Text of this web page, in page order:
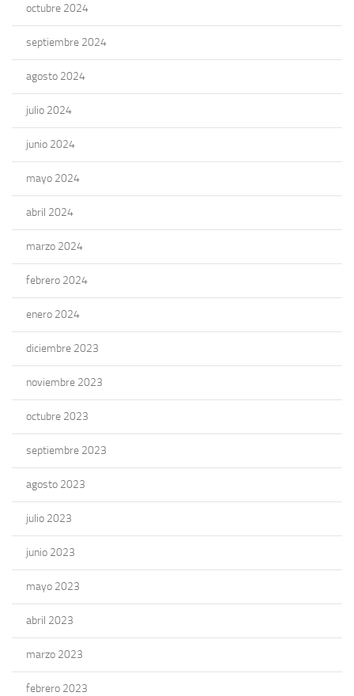
octubre 2024
septiembre 2024
agosto 2024
julio 2024
junio 2024
mayo 2024
abril 2024
marzo 2024
febrero 2024
enero 2024
diciembre 2023
noviembre 2023
octubre 2023
septiembre 2023
agosto 2023
julio 2023
junio 2023
mayo 2023
abril 2023
marzo 2023
febrero 2023